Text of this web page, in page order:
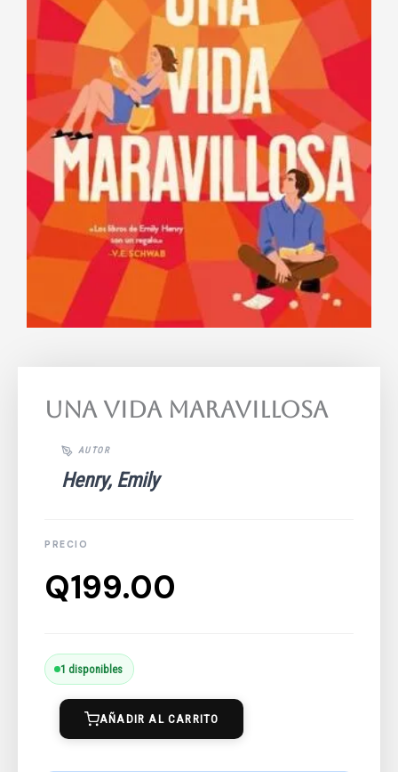
Una Vida Maravillosa
Henry, Emily
Q199.00
1 disponibles
Una
MaravillosaAÑADIR AL CARRITO